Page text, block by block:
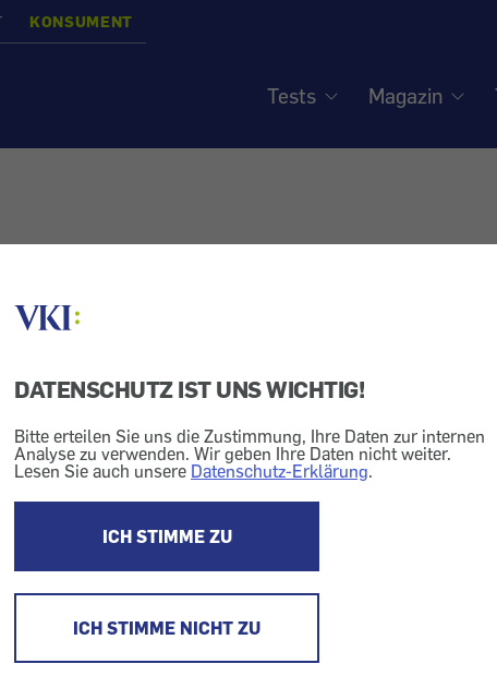
DATENSCHUTZ IST UNS WICHTIG!
Bitte erteilen Sie uns die Zustimmung, Ihre Daten zur internen
Analyse zu verwenden. Wir geben Ihre Daten nicht weiter.
Lesen Sie auch unsere Datenschutz-Erklärung.
ICH STIMME ZU
ICH STIMME NICHT ZU
KONSUMENT
Tests Magazin